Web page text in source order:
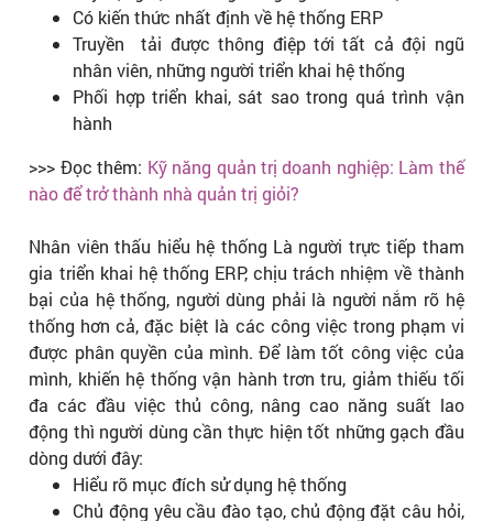
Có kiến thức nhất định về hệ thống ERP
Truyền tải được thông điệp tới tất cả đội ngũ
nhân viên, những người triển khai hệ thống
Phối hợp triển khai, sát sao trong quá trình vận
hành
>>> Đọc thêm: Kỹ năng quản trị doanh nghiệp: Làm thế
nào để trở thành nhà quản trị giỏi?
Nhân viên thấu hiểu hệ thống Là người trực tiếp tham
gia triển khai hệ thống ERP, chịu trách nhiệm về thành
bại của hệ thống, người dùng phải là người nắm rõ hệ
thống hơn cả, đặc biệt là các công việc trong phạm vi
được phân quyền của mình. Để làm tốt công việc của
mình, khiến hệ thống vận hành trơn tru, giảm thiếu tối
đa các đầu việc thủ công, nâng cao năng suất lao
động thì người dùng cần thực hiện tốt những gạch đầu
dòng dưới đây:
Hiểu rõ mục đích sử dụng hệ thống
Chủ động yêu cầu đào tạo, chủ động đặt câu hỏi,